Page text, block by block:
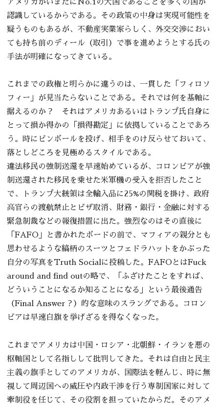
アメリカがいまだにNo.1の大国であることを多くの国が
認識しているからである。その政策の中身は実現可能性を
疑うものもあるが、不動産実業家らしく、外交交渉におい
ても持ち前のディール（取引）で事を進めようとする氏の
手法が明確になってきている。
これまでの政権と明らかに違うのは、一貫した「フィロソ
フィー」が見当たらないことである。それでは何を基軸に
据えるのか？ それはアメリカあるいはトランプ氏自身に
とって損か得かの「損得勘定」に依拠していることであろ
う。時にビンボールを投げ、相手をのけ反らせておいて、
落としどころを見極めるスタイルである。
違法移民の強制送還を早速始めているが、コロンビアが強
制送還された移民を乗せた米軍機の受入を拒否したこと
で、トランプ大統領は全輸入品に25%の関税を掛け、政府
高官らの渡航禁止とビザ取消、財務・銀行・金融に対する
緊急制裁などの報復措置に出た。強烈なのはその直後に
「FAFO」と書かれたボードの前で、マフィアの親分とも
思わせるような縞柄のスーツとフェドラハットをかぶった
自分の写真をTruth Socialに投稿した。FAFOとはFuck
around and find outの略で、「ふざけたことをすれば、
どういうことになるか知ることになる」という最後通告
（Final Answer？）的な意味のスラングである。コロン
ビアは早速白旗を挙げざるを得なくなった。
これまでアメリカは中国・ロシア・北朝鮮・イランを悪の
枢軸国として名指しして批判してきた。それは自由と民主
主義の旗手としてのアメリカが、国際法を軽んじ、時に無
視して周辺国への威圧や内政干渉を行う専制国家に対して
牽制役を任じて、その役割を担っていたからだ。そのアメ